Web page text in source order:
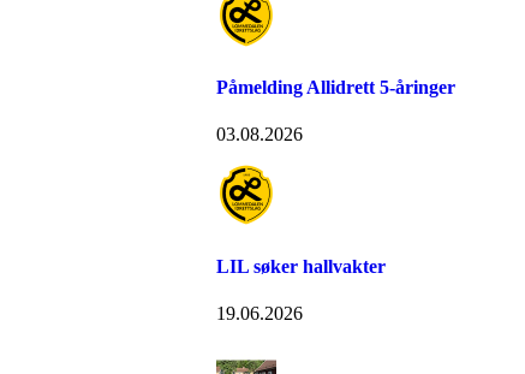
Påmelding Allidrett 5-åringer
03.08.2026
LIL søker hallvakter
19.06.2026